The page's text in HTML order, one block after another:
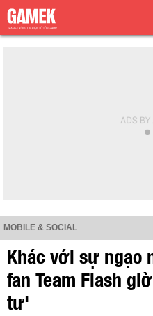
MOBILE & SOCIAL
Khác với sự ngạo
fan Team Flash
tư'